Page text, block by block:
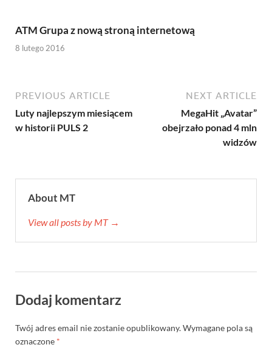
ATM Grupa z nową stroną internetową
8 lutego 2016
PREVIOUS ARTICLE
Luty najlepszym miesiącem
w historii PULS 2
NEXT ARTICLE
MegaHit „Avatar”
obejrzało ponad 4 mln
widzów
About MT
View all posts by MT →
Dodaj komentarz
Twój adres email nie zostanie opublikowany.Wymagane pola są
oznaczone *